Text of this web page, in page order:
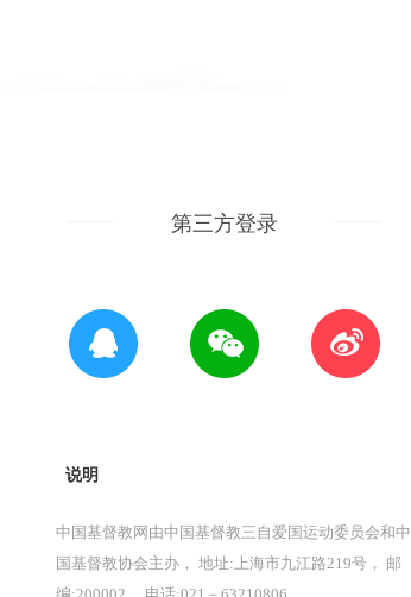
第三方登录
说明
中国基督教网由中国基督教三自爱国运动委员会和中
国基督教协会主办， 地址:上海市九江路219号， 邮